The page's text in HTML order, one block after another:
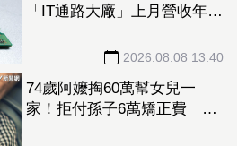
「IT通路大廠」上月營收年增
2026.08.08 13:40
74歲阿嬤掏60萬幫女兒一
家！拒付孫子6萬矯正費 2